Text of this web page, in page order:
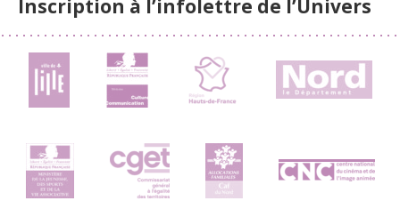
Inscription à l’infolettre de l’Univers